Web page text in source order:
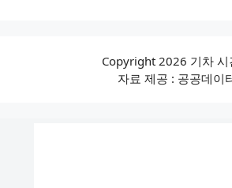
Copyright 2026 기차 시
자료 제공 : 공공데이